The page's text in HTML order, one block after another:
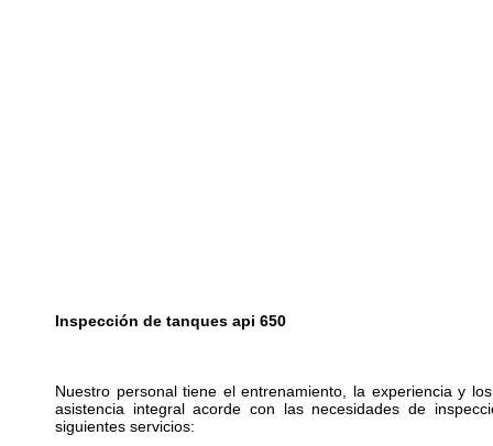
Inspección de tanques api 650
Nuestro personal tiene el entrenamiento, la experiencia y
asistencia integral acorde con las necesidades de
siguientes servicios: